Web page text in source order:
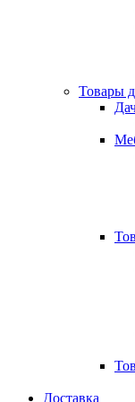
Товары
Доставка